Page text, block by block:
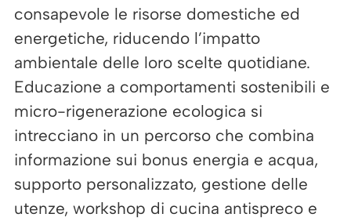
consapevole le risorse domestiche ed
energetiche, riducendo l’impatto
ambientale delle loro scelte quotidiane.
Educazione a comportamenti sostenibili e
micro-rigenerazione ecologica si
intrecciano in un percorso che combina
informazione sui bonus energia e acqua,
supporto personalizzato, gestione delle
utenze, workshop di cucina antispreco e